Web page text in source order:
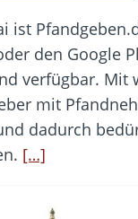
ist
den Google
verfügbar. Mit
mit
dadurch
[…]